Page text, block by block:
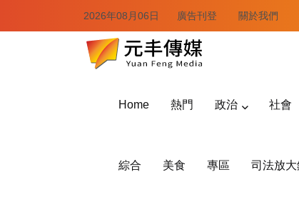
2026年08月06日 廣告刊登 關於我們
Home 熱門 政治 社會
綜合 美食 專區 司法放大